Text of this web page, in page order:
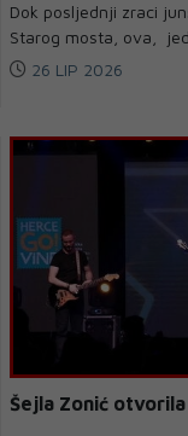
Dok posljednji zraci
Starog mosta, ova,
26 LIP 2026
Šejla Zonić